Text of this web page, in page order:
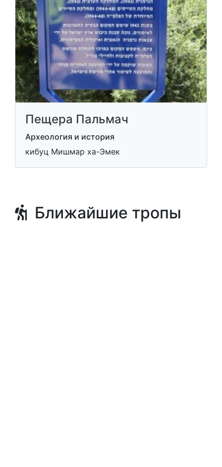
Пещера Пальмач
Археология и история
кибуц Мишмар ха-Эмек
Ближайшие тропы